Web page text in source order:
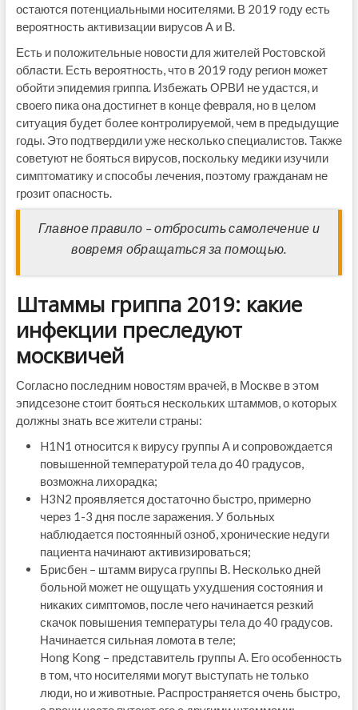
остаются потенциальными носителями. В 2019 году есть
вероятность активизации вирусов А и В.
Есть и положительные новости для жителей Ростовской
области. Есть вероятность, что в 2019 году регион может
обойти эпидемия гриппа. Избежать ОРВИ не удастся, и
своего пика она достигнет в конце февраля, но в целом
ситуация будет более контролируемой, чем в предыдущие
годы. Это подтвердили уже несколько специалистов. Также
советуют не бояться вирусов, поскольку медики изучили
симптоматику и способы лечения, поэтому гражданам не
грозит опасность.
Главное правило – отбросить самолечение и
вовремя обращаться за помощью.
Штаммы гриппа 2019: какие
инфекции преследуют
москвичей
Согласно последним новостям врачей, в Москве в этом
эпидсезоне стоит бояться нескольких штаммов, о которых
должны знать все жители страны:
H1N1 относится к вирусу группы А и сопровождается
повышенной температурой тела до 40 градусов,
возможна лихорадка;
H3N2 проявляется достаточно быстро, примерно
через 1-3 дня после заражения. У больных
наблюдается постоянный озноб, хронические недуги
пациента начинают активизироваться;
Брисбен – штамм вируса группы В. Несколько дней
больной может не ощущать ухудшения состояния и
никаких симптомов, после чего начинается резкий
скачок повышения температуры тела до 40 градусов.
Начинается сильная ломота в теле;
Hong Kong – представитель группы А. Его особенность
в том, что носителями могут выступать не только
люди, но и животные. Распространяется очень быстро,